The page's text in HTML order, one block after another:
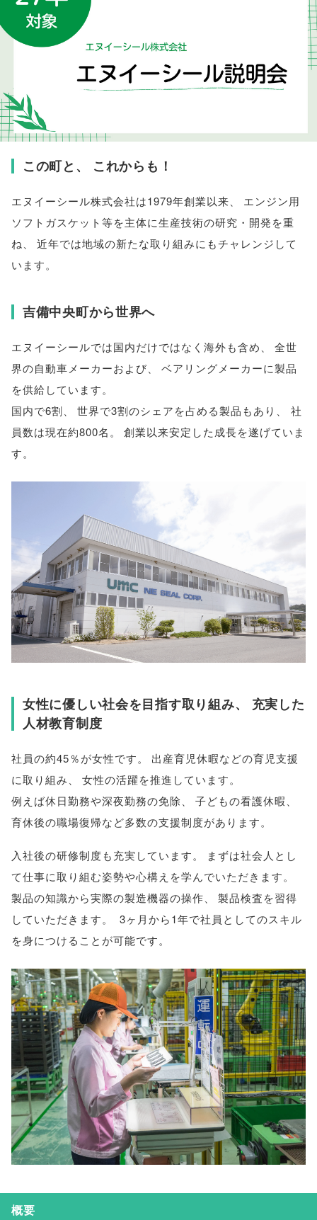
この町と 、 これからも！
エヌイーシール株式会社は1979年創業以来
エンジン用
ソフトガスケット等を主体に生産技術の研究・開発を重
ね
近年では地域の新たな取り組みにもチャレンジして
います。
吉備中央町から世界へ
エヌイーシールでは国内だけではなく海外も含め
全世
界の自動車メーカーおよび
ベアリングメーカーに製品
を供給しています。
国内で6割
世界で3割のシェアを占める製品もあり
社
員数は現在約800名 。
創業以来安定した成長を遂げていま
す。
女性に優しい社会を目指す取り組み、
充実した
人材教育制度
社員の約45％が女性です。
出産育児休暇などの育児支援
に取り組み、 女性の活躍を推進しています。
例えば休日勤務や深夜勤務の免除、 子どもの看護休暇、
育休後の職場復帰など多数の支援制度があります。
入社後の研修制度も充実しています。
まずは社会人とし
て仕事に取り組む姿勢や心構えを学んでいただきます。
製品の知識から実際の製造機器の操作、
製品検査を習得
していただきます。
3ヶ月から1年で社員としてのスキル
を身につけることが可能です。
概要